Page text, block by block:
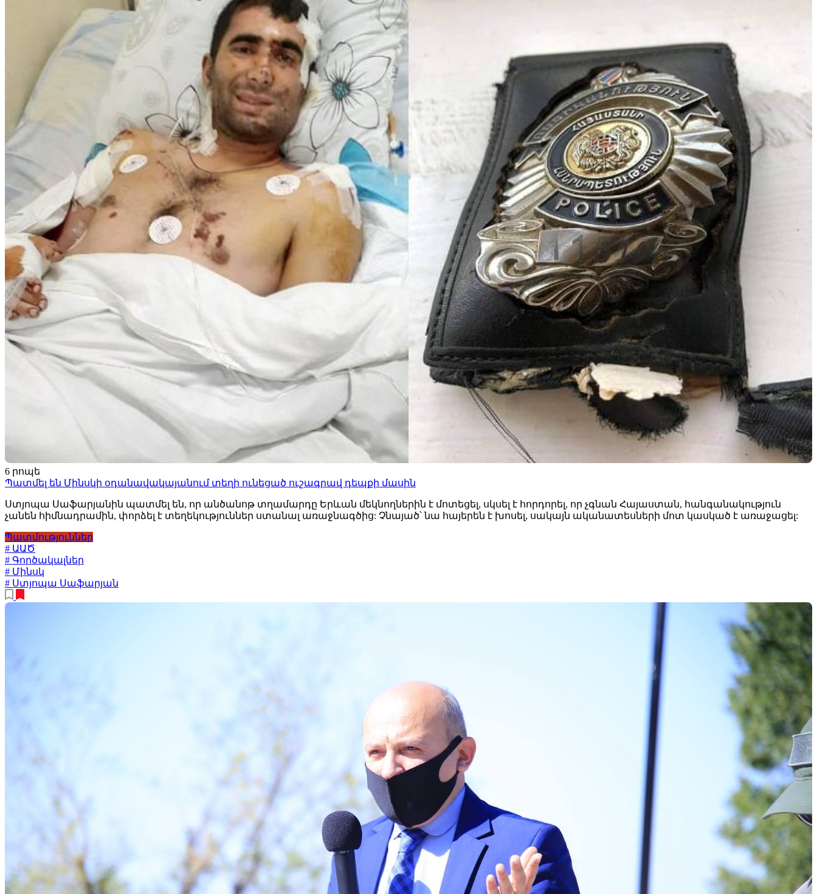
6 րոպե
Պատմել են Մինսկի օդանավակայանում տեղի ունեցած ուշագրավ դեպքի մասին
Ստյոպա Սաֆարյանին պատմել են, որ անծանոթ տղամարդը Երևան մեկնողներին է մոտեցել, սկսել է հորդորել, որ չգնան Հայաստան, հանգանակություն
չանեն հիմնադրամին, փորձել է տեղեկություններ ստանալ առաջնագծից: Չնայած՝ նա հայերեն է խոսել, սակայն ականատեսների մոտ կասկած է առաջացել:
Պատմություններ
# ԱԱԾ
# Գործակալներ
# Մինսկ
# Ստյոպա Սաֆարյան